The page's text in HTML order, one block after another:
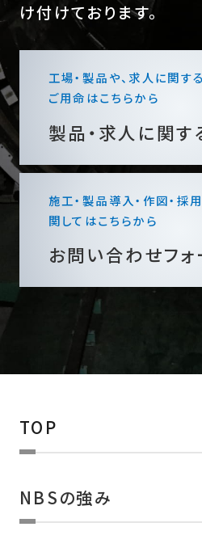
け付けております。
工場・製品や、求人に関す
ご用命はこちらから
製品・求人に関す
施工・製品導入・作図・採
関してはこちらから
お問い合わせフォ
TOP
NBSの強み